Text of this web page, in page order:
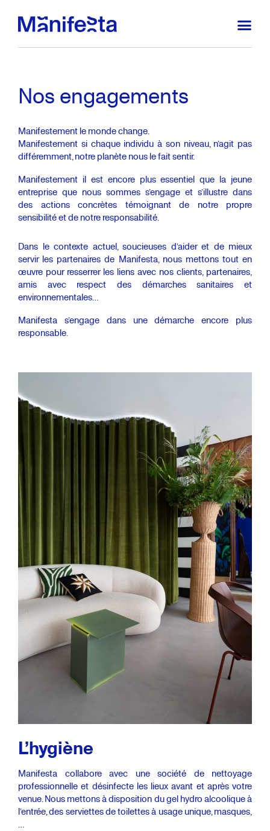
Nos engagements
Manifestement le monde change.
Manifestement si chaque individu à son niveau, n’agit pas
différemment, notre planète nous le fait sentir.
Manifestement il est encore plus essentiel que la jeune
entreprise que nous sommes s’engage et s’illustre dans
des actions concrètes témoignant de notre propre
sensibilité et de notre responsabilité.
Dans le contexte actuel, soucieuses d’aider et de mieux
servir les partenaires de Manifesta, nous mettons tout en
œuvre pour resserrer les liens avec nos clients, partenaires,
amis avec respect des démarches sanitaires et
environnementales…
Manifesta s’engage dans une démarche encore plus
responsable.
L’hygiène
Manifesta collabore avec une société de nettoyage
professionnelle et désinfecte les lieux avant et après votre
venue. Nous mettons à disposition du gel hydro alcoolique à
l’entrée, des serviettes de toilettes à usage unique, masques,
…